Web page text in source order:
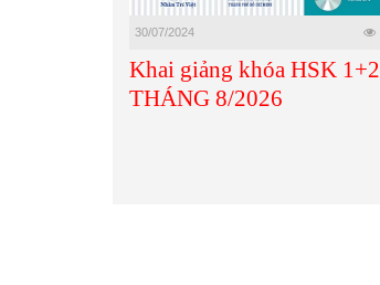
30/07/2024
Khai giảng khóa HSK 1+2
THÁNG 8/2026